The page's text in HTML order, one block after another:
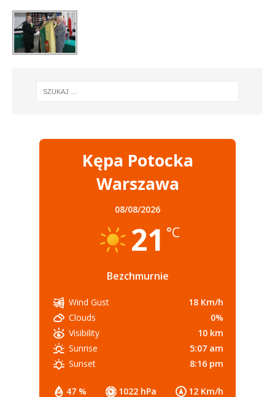
Kępa Potocka
Warszawa
08/08/2026
21 °C
Bezchmurnie
47 % 1022 hPa 12 Km/h
Wind Gust
18 Km/h
Clouds
0%
Visibility
10 km
Sunrise
5:07 am
Sunset
8:16 pm